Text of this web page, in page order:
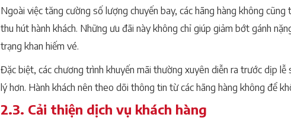
Ngoài việc tăng cường số lượng chuyến bay, các hãng hàng không
thu hút hành khách. Những ưu đãi này không chỉ giúp giảm bớt gánh
trạng khan hiếm vé.
Đặc biệt, các chương trình khuyến mãi thường xuyên diễn ra trước dịp
lý hơn. Hành khách nên theo dõi thông tin từ các hãng hàng không để
2.3. Cải thiện dịch vụ khách hàng